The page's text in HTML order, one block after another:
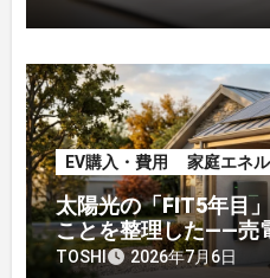
EV購入・費用 家庭エネ
太陽光の「FIT5年目
ことを整理した——売
略転換
TOSHI 2026年7月6日